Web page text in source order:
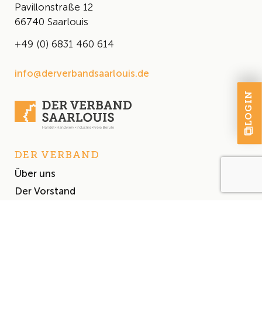
Pavillonstraße 12
66740 Saarlouis
+49 (0) 6831 460 614
info@derverbandsaarlouis.de
DER VERBAND
Über uns
Der Vorstand
LOGIN